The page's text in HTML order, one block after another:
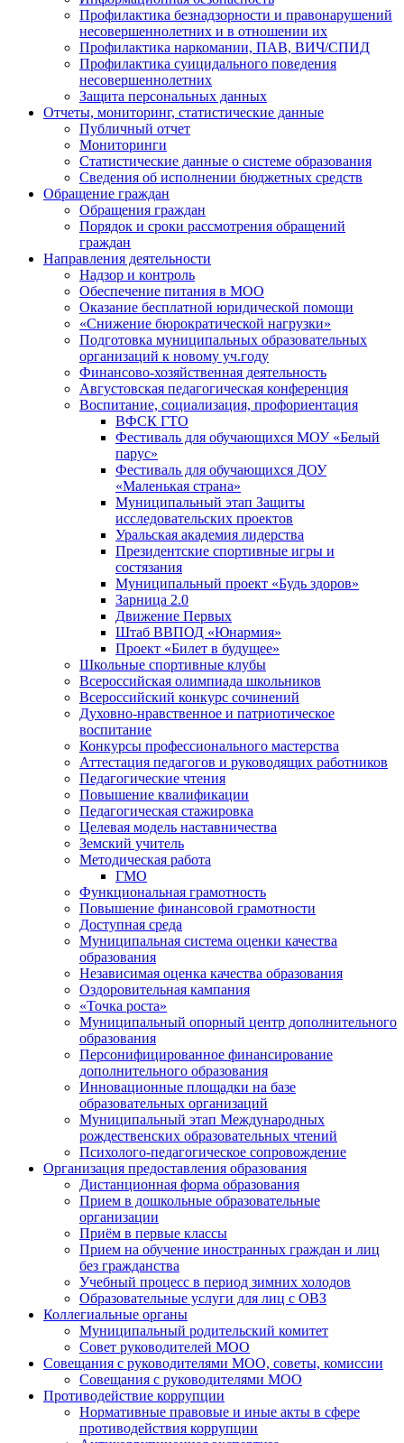
Профилактика безнадзорности и правонарушений
несовершеннолетних и в отношении их
Профилактика наркомании, ПАВ, ВИЧ/СПИД
Профилактика суицидального поведения
несовершеннолетних
Защита персональных данных
Отчеты, мониторинг, статистические данные
Публичный отчет
Мониторинги
Статистические данные о системе образования
Сведения об исполнении бюджетных средств
Обращение граждан
Обращения граждан
Порядок и сроки рассмотрения обращений
граждан
Направления деятельности
Надзор и контроль
Обеспечение питания в МОО
Оказание бесплатной юридической помощи
«Снижение бюрократической нагрузки»
Подготовка муниципальных образовательных
организаций к новому уч.году
Финансово-хозяйственная деятельность
Августовская педагогическая конференция
Воспитание, социализация, профориентация
ВФСК ГТО
Фестиваль для обучающихся МОУ «Белый
парус»
Фестиваль для обучающихся ДОУ
«Маленькая страна»
Муниципальный этап Защиты
исследовательских проектов
Уральская академия лидерства
Президентские спортивные игры и
состязания
Муниципальный проект «Будь здоров»
Зарница 2.0
Движение Первых
Штаб ВВПОД «Юнармия»
Проект «Билет в будущее»
Школьные спортивные клубы
Всероссийская олимпиада школьников
Всероссийский конкурс сочинений
Духовно-нравственное и патриотическое
воспитание
Конкурсы профессионального мастерства
Аттестация педагогов и руководящих работников
Педагогические чтения
Повышение квалификации
Педагогическая стажировка
Целевая модель наставничества
Земский учитель
Методическая работа
ГМО
Функциональная грамотность
Повышение финансовой грамотности
Доступная среда
Муниципальная система оценки качества
образования
Независимая оценка качества образования
Оздоровительная кампания
«Точка роста»
Муниципальный опорный центр дополнительного
образования
Персонифицированное финансирование
дополнительного образования
Инновационные площадки на базе
образовательных организаций
Муниципальный этап Международных
рождественских образовательных чтений
Психолого-педагогическое сопровождение
Организация предоставления образования
Дистанционная форма образования
Прием в дошкольные образовательные
организации
Приём в первые классы
Прием на обучение иностранных граждан и лиц
без гражданства
Учебный процесс в период зимних холодов
Образовательные услуги для лиц с ОВЗ
Коллегиальные органы
Муниципальный родительский комитет
Совет руководителей МОО
Совещания с руководителями МОО, советы, комиссии
Совещания с руководителями МОО
Противодействие коррупции
Нормативные правовые и иные акты в сфере
противодействия коррупции